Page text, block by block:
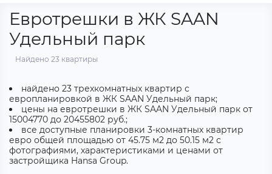
Евротрешки в ЖК SAAN
Удельный парк
Найдено 23 квартиры
найдено 23 трехкомнатных квартир с
европланировкой в ЖК SAAN Удельный парк;
цены на евротрешки в ЖК SAAN Удельный парк от
15004770 до 20455802 руб.;
все доступные планировки 3-комнатных квартир
евро общей площадью от 45.75 м2 до 50.15 м2 с
фотографиями, характеристиками и ценами от
застройщика Hansa Group.